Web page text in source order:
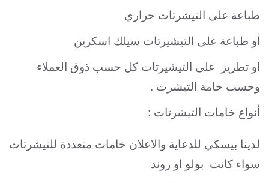
طباعة على التيشرتات حراري
أو طباعة على التيشيرتات سيلك اسكرين
او تطريز على التيشيرتات كل حسب ذوق العملاء
وحسب خامة التيشرت .
أنواع خامات التيشرتات :
لدينا بيسكي للدعاية والاعلان خامات متعددة للتيشرتات
سواء كانت بولو او روند